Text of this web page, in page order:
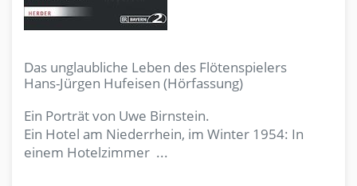
Das unglaubliche Leben des Flötenspielers
Hans-Jürgen Hufeisen (Hörfassung)
Ein Porträt von Uwe Birnstein.
Ein Hotel am Niederrhein, im Winter 1954: In
einem Hotelzimmer ...